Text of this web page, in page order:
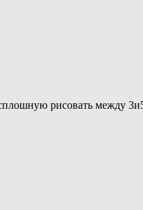
рисовать между